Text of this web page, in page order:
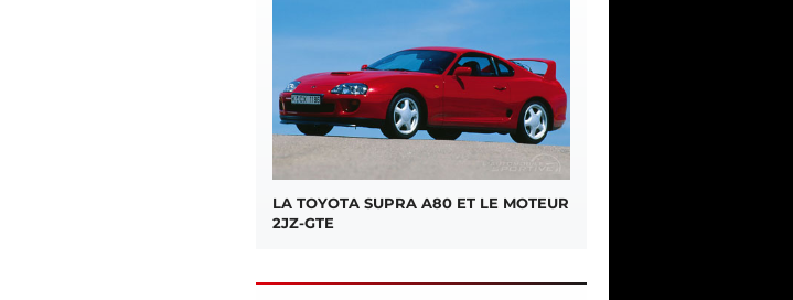
LA TOYOTA SUPRA A80 ET LE MOTEUR
2JZ-GTE